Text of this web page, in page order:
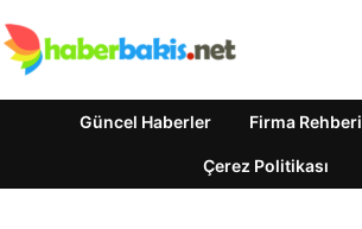
Güncel Haberler Firma Rehberi
Çerez Politikası